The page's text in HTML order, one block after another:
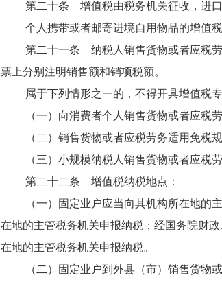
第二十条 增值税由税务机关征收，进口
个人携带或者邮寄进境自用物品的增值税
第二十一条 纳税人销售货物或者应税劳
票上分别注明销售额和销项税额。
属于下列情形之一的，不得开具增值税专
（一）向消费者个人销售货物或者应税劳
（二）销售货物或者应税劳务适用免税规
（三）小规模纳税人销售货物或者应税劳
第二十二条 增值税纳税地点：
（一）固定业户应当向其机构所在地的主
在地的主管税务机关申报纳税；经国务院财
在地的主管税务机关申报纳税。
（二）固定业户到外县（市）销售货物或